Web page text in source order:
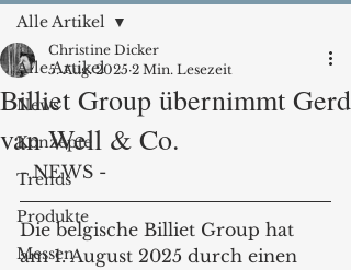
Alle Artikel
News
Konzepte
Trends
Produkte
Messen
Alle Artikel
Billiet Group übernimmt Gerd
van Well & Co.
Christine Dicker
5. Aug. 2025 2 Min. Lesezeit
- NEWS -
Die belgische Billiet Group hat
am 1. August 2025 durch einen